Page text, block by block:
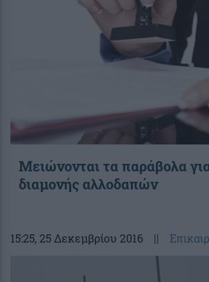
Μειώνονται τα παράβολα για
διαμονής αλλοδαπών
15:25, 25 Δεκεμβρίου 2016 ||